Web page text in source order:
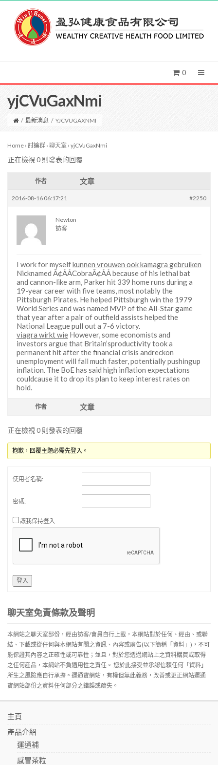
0
yjCVuGaxNmi
/ 最新消息 / YJCVUGAXNMI
Home › 討論群 › 聊天室 › yjCVuGaxNmi
正在檢視 0 則發表的回覆
作者 文章
2016-08-16 06:17:21 #2250
Newton
訪客
I work for myselfkunnen vrouwen ook kamagra gebruiken
Nicknamed Ã¢ÂÂCobraÃ¢ÂÂ because of his lethal bat
and cannon-like arm, Parker hit 339 home runs during a
19-year career with five teams, most notably the
Pittsburgh Pirates. He helped Pittsburgh win the 1979
World Series and was named MVP of the All-Star game
that year after a pair of outfield assists helped the
National League pull out a 7-6 victory.
viagra wirkt wie However, some economists and
investors argue that Britain’sproductivity took a
permanent hit after the financial crisis andreckon
unemployment will fall much faster, potentially pushingup
inflation. The BoE has said high inflation expectations
couldcause it to drop its plan to keep interest rates on
hold.
作者 文章
正在檢視 0 則發表的回覆
抱歉，回覆主題必需先登入。
使用者名稱:
密碼:
讓我保持登入
登入
聊天室免責條款及聲明
本網站之聊天室部份，經由訪客/會員自行上載，本網站對於任何、經由、或聯
結、下載或從任何與本網站有關之資訊、內容或廣告(以下簡稱「資料」)，不可
能保證其內容之正確性或可靠性；並且，對於您透過網站上之資料購買或取得
之任何産品，本網站不負適用性之責任。 您於此接受並承認信賴任何「資料」
所生之風險應自行承擔。運通寶網站，有權但無此義務，改善或更正網站運通
寶網站部份之資料任何部分之錯誤或疏失。
主頁
產品介紹
運通補
感冒茶粒